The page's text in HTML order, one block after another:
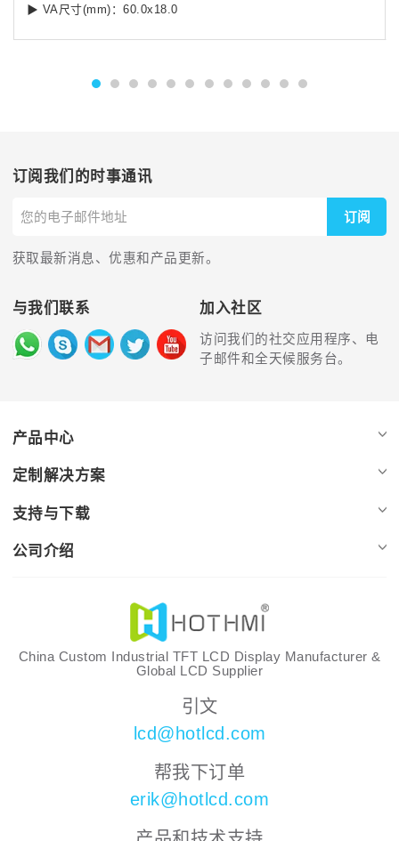
▶ VA尺寸(mm)：60.0x18.0
订阅我们的时事通讯
订阅
获取最新消息、优惠和产品更新。
与我们联系 加入社区
访问我们的社交应用程序、电
子邮件和全天候服务台。
产品中心
定制解决方案
支持与下载
公司介绍
China Custom Industrial TFT LCD Display Manufacturer &
Global LCD Supplier
引文
lcd@hotlcd.com
帮我下订单
erik@hotlcd.com